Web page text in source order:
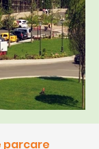
parcare